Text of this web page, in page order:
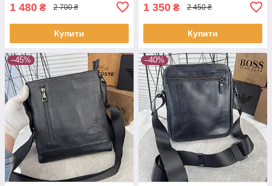
1 480 ₴ 2 700 ₴
Купити
1 350 ₴ 2 450 ₴
Купити
–45% –40%